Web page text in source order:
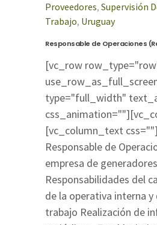
Proveedores, Supervisión
Trabajo, Uruguay
Responsable de Operaciones
[vc_row
type="full_width"
[vc_column_text
Responsable de
empresa de
Responsabilidades del
de la operativa interna y
trabajo Realización de